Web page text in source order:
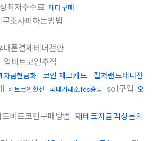
최저수수료 테더구매
무조사피하는방법
대폰결제테더전환
업비트코인추적
자금현금화 코인 체크카드
컬쳐랜드테더전
비트코인환전 국내거래소fds증빙 sol구입 오
비트코인구매방법 재테크자금믹싱문의